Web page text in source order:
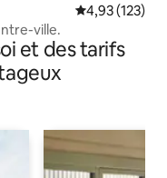
Évaluation
4,93 (123)
ville.
et des tarifs